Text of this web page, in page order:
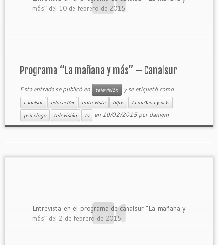
más” del 10 de febrero de 2015
Programa “La mañana y más” – Canalsur
Esta entrada se publicó en televisión y se etiquetó como
canalsur educación entrevista hijos
la mañana y más
psicologo
televisión tv en 10/02/2015 pordanigm
Entrevista en el programa de canalsur “La mañana y
más” del 2 de febrero de 2015